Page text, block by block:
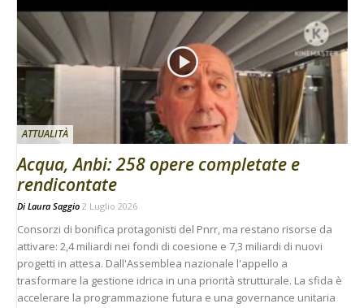
ATTUALITÀ
Acqua, Anbi: 258 opere completate e
rendicontate
Di Laura Saggio 2 Luglio 2026
Consorzi di bonifica protagonisti del Pnrr, ma restano risorse da
attivare: 2,4 miliardi nei fondi di coesione e 7,3 miliardi di nuovi
progetti in attesa. Dall'Assemblea nazionale l'appello a
trasformare la gestione idrica in una priorità strutturale. La sfida è
accelerare la programmazione futura e una governance unitaria